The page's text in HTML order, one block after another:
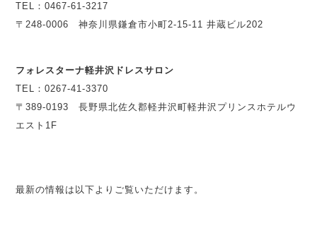
TEL：0467-61-3217
〒248-0006 神奈川県鎌倉市小町2-15-11 井蔵ビル202
フォレスターナ軽井沢ドレスサロン
TEL：0267-41-3370
〒389-0193 長野県北佐久郡軽井沢町軽井沢プリンスホテルウ
エスト1F
最新の情報は以下よりご覧いただけます。